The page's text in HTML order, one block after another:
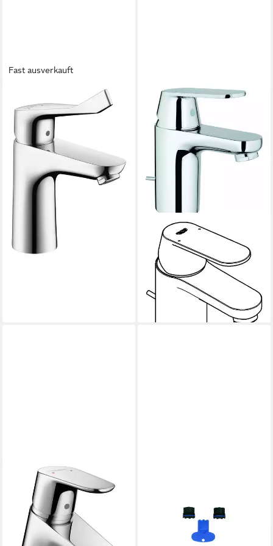
Fast ausverkauft
Waschtischarmatur Focus 100
Waschtischmischer mit
Comfortgriff mit Zugstangen-
Ablaufgarnitur
lieferbar - in 3-4 Werktagen bei dir
GROHE
Waschtischarmatur
Eurosmart Cosmopolitan
Einhand mit Zugstangen-
Ablaufgarnitur S-Size - Chrom
107,86 €
lieferbar - in 3-4 Werktagen bei dir
HANSGROHE
Waschtischarmatur Focus 70
Einhebel Niederdruck mit
Zugstangen-Ablaufgarnitur -
Chrom
187,52 €